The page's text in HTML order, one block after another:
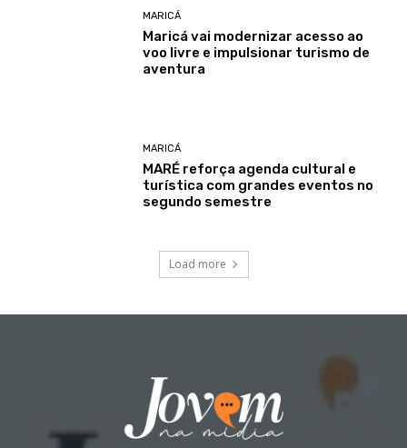
MARICÁ
Maricá vai modernizar acesso ao
voo livre e impulsionar turismo de
aventura
MARICÁ
MARÉ reforça agenda cultural e
turística com grandes eventos no
segundo semestre
Load more